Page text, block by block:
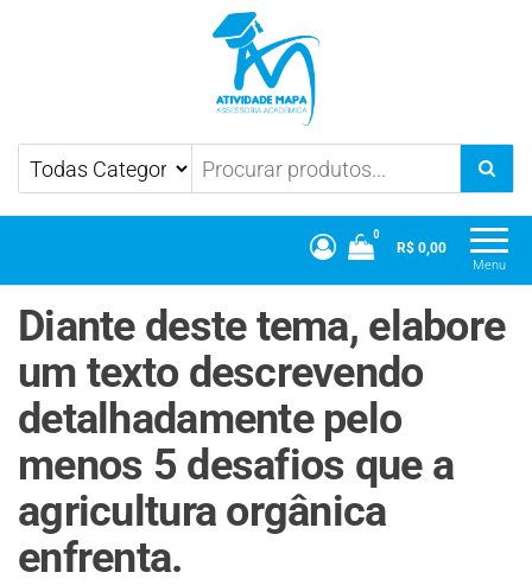
Atividade Mapa Mapa UniCesumar
Menu
0
R$ 0,00
Diante deste tema, elabore
um texto descrevendo
detalhadamente pelo
menos 5 desafios que a
agricultura orgânica
enfrenta.